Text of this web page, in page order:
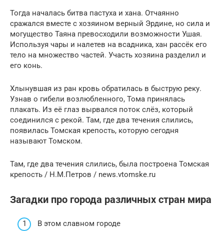
Тогда началась битва пастуха и хана. Отчаянно
сражался вместе с хозяином верный Эрдине, но сила и
могущество Таяна превосходили возможности Ушая.
Используя чары и налетев на всадника, хан рассёк его
тело на множество частей. Участь хозяина разделил и
его конь.
Хлынувшая из ран кровь обратилась в быструю реку.
Узнав о гибели возлюбленного, Тома принялась
плакать. Из её глаз вырвался поток слёз, который
соединился с рекой. Там, где два течения слились,
появилась Томская крепость, которую сегодня
называют Томском.
Там, где два течения слились, была построена Томская
крепость / Н.М.Петров / news.vtomske.ru
Загадки про города различных стран мира
В этом славном городе